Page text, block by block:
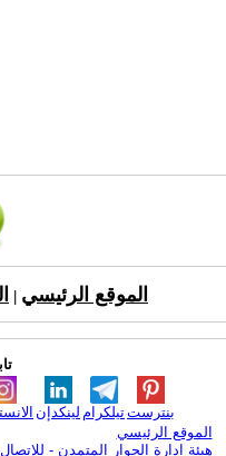
الموقع الرئيسي
لينكدإن تيلكرامبنترست
الموقع الرئيسي
هيئة ادارة الحوار المتمدن - للإتصال